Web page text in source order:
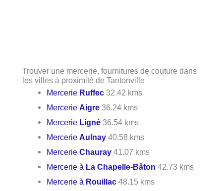
Trouver une mercerie, fournitures de couture dans
les villes à proximité de Tantonville
Mercerie Ruffec 32.42 kms
MercerieAigre 36.24 kms
Mercerie Ligné 36.54 kms
MercerieAulnay 40.58 kms
MercerieChauray 41.07 kms
Mercerie à La Chapelle-Bâton 42.73 kms
Mercerie à Rouillac 48.15 kms